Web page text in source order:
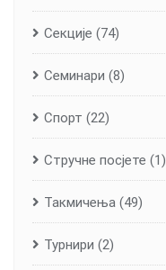
Секције (74)
Семинари (8)
Спорт (22)
Стручне посјете (1)
Такмичења (49)
Турнири (2)